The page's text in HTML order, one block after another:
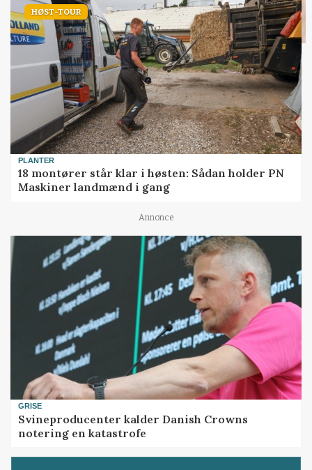
HØST-TOUR
PLANTER
18 montører står klar i høsten: Sådan holder PN
Maskiner landmænd i gang
Annonce
GRISE
Svineproducenter kalder Danish Crowns
notering en katastrofe